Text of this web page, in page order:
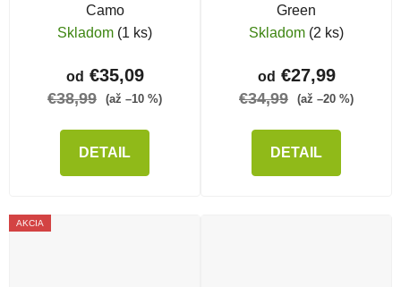
Camo
Skladom (1 ks)
od €35,09
€38,99 (až –10 %)
DETAIL
Green
Skladom (2 ks)
od €27,99
€34,99 (až –20 %)
DETAIL
AKCIA